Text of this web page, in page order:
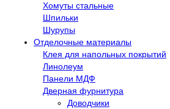
Хомуты стальные
Шпильки
Шурупы
Отделочные материалы
Клея для напольных покрытий
Линолеум
Панели МДФ
Дверная фурнитура
Доводчики